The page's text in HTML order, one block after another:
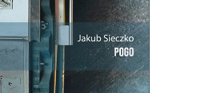
niepewnością a
rutyną.
zł 25.35zł